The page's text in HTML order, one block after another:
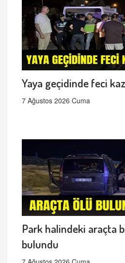
Yaya geçidinde feci
7 Ağustos 2026 Cuma
Park halindeki araçta
bulundu